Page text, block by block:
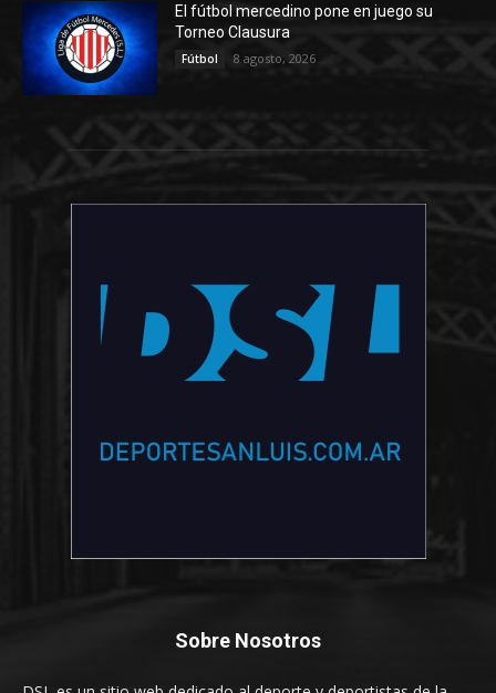
El fútbol mercedino pone en juego su
Torneo Clausura
Fútbol 8 agosto, 2026
Sobre Nosotros